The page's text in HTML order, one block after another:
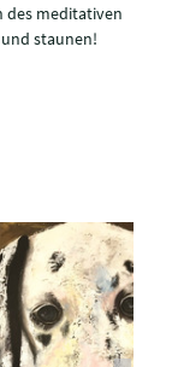
des meditativen
staunen!